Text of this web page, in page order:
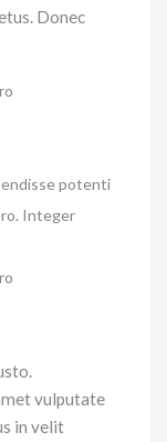
Donec
potenti
Integer
vulputate
in velit